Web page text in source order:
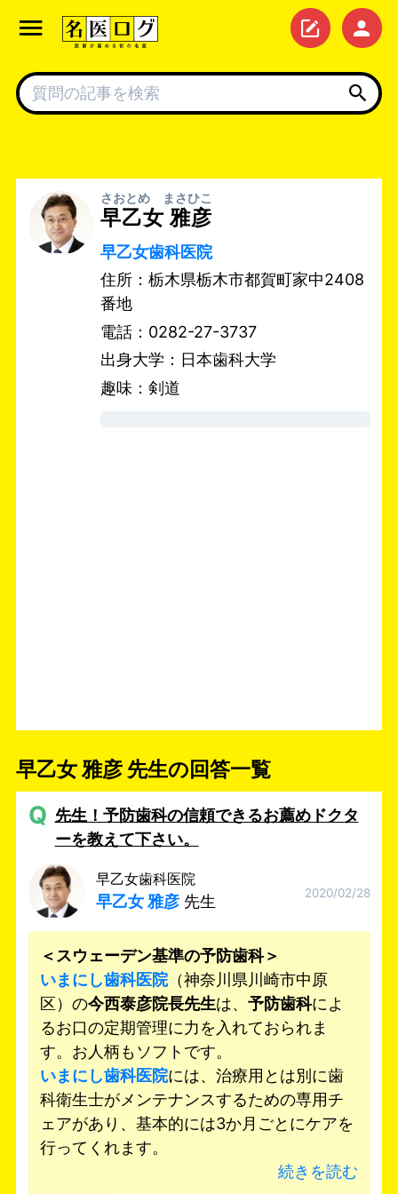
早乙女 雅彦
さおとめ まさひこ
早乙女歯科医院
住所：栃木県栃木市都賀町家中2408
番地
電話：0282-27-3737
出身大学：日本歯科大学
趣味：剣道
早乙女 雅彦 先生の回答一覧
Q 先生！予防歯科の信頼できるお薦めドクタ
ーを教えて下さい。
早乙女歯科医院
早乙女 雅彦 先生 2020/02/28
＜スウェーデン基準の予防歯科＞
いまにし歯科医院（神奈川県川崎市中原
区）の今西泰彦院長先生は、 予防歯科によ
るお口の定期管理に力を入れておられま
す。お人柄もソフトです。
いまにし歯科医院には、治療用とは別に歯
科衛生士がメンテナンスするための専用チ
ェアがあり、基本的には3か月ごとにケアを
行ってくれます。
続きを読む